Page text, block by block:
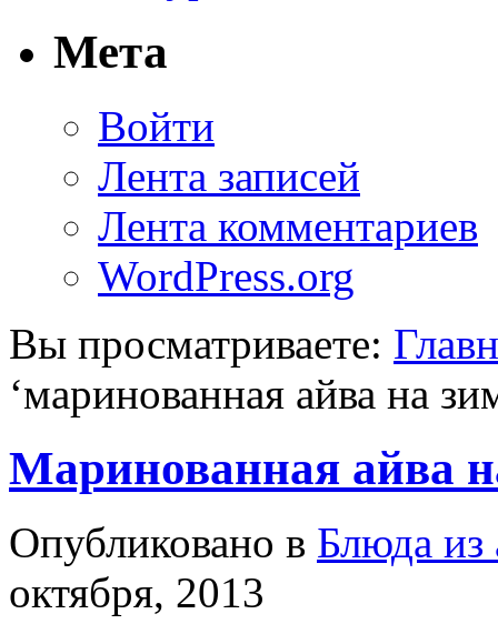
Мета
Войти
Лента записей
Лента комментариев
WordPress.org
Вы просматриваете:
‘маринованная айва на
Маринованная айва
Опубликовано в Блюда из
октября, 2013